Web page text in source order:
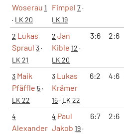
Woserau 1
· LK 20
Fimpel 7·
LK 19
2 Lukas
Spraul 3·
LK 21
2 Jan
Kible 12 ·
LK 20
3:6 2:6
3 Maik
Pfäffle 5·
LK 22
3 Lukas
Krämer
16· LK 22
6:2 4:6
4
Alexander
4 Paul
Jakob 19·
6:7 2:6